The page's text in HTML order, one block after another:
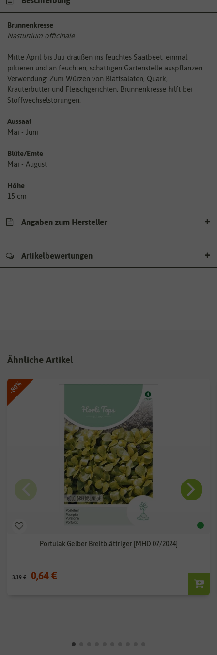
Brunnenkresse
Nasturtium officinale
Mitte April bis Juli draußen ins feuchtes Saatbeet; einmal
pikieren und an feuchten, schattigen Gartenstelle auspflanzen.
Verwendung: Zum Würzen von Blattsalaten, Quark,
Kräuterbutter und Fleischgerichten. Brunnenkresse hilft bei
Stoffwechselstörungen.
Aussaat
Mai - Juni
Blüte/Ernte
Mai - August
Höhe
15 cm
Angaben zum Hersteller
Artikelbewertungen
Ähnliche Artikel
-80%
Portulak Gelber Breitblättriger [MHD 07/2024]
3,19 € 0,64 €